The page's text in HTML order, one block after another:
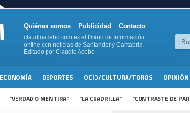
Quiénes somos Publicidad Contacto
claudioacebo.com es el Diario de Información
online con noticias de Santander y Cantabria.
Editado por Claudio Acebo
ECONOMÍA DEPORTES OCIO/CULTURA/TOROS OPINIÓN
"VERDAD O MENTIRA" "LA CUADRILLA" "CONTRASTE DE